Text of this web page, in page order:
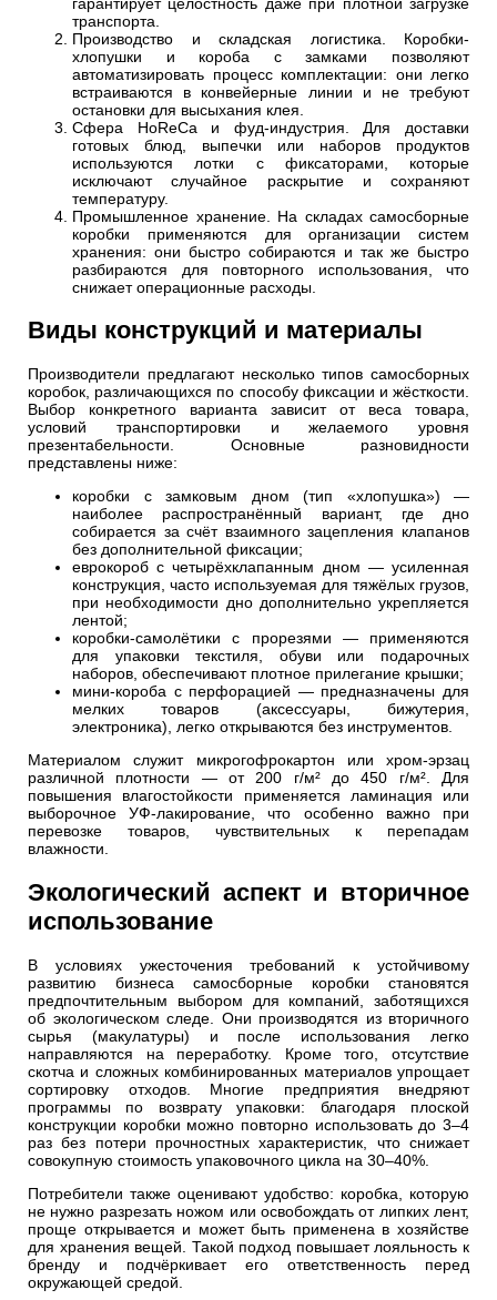
транспорта.
Производство и складская логистика. Коробки-
хлопушки и короба с замками позволяют
автоматизировать процесс комплектации: они легко
встраиваются в конвейерные линии и не требуют
остановки для высыхания клея.
Сфера HoReCa и фуд-индустрия. Для доставки
готовых блюд, выпечки или наборов продуктов
используются лотки с фиксаторами, которые
исключают случайное раскрытие и сохраняют
температуру.
Промышленное хранение. На складах самосборные
коробки применяются для организации систем
хранения: они быстро собираются и так же быстро
разбираются для повторного использования, что
снижает операционные расходы.
Виды конструкций и материалы
Производители предлагают несколько типов самосборных
коробок, различающихся по способу фиксации и жёсткости.
Выбор конкретного варианта зависит от веса товара,
условий транспортировки и желаемого уровня
презентабельности. Основные разновидности
представлены ниже:
коробки с замковым дном (тип «хлопушка») —
наиболее распространённый вариант, где дно
собирается за счёт взаимного зацепления клапанов
без дополнительной фиксации;
еврокороб с четырёхклапанным дном — усиленная
конструкция, часто используемая для тяжёлых грузов,
при необходимости дно дополнительно укрепляется
лентой;
коробки-самолётики с прорезями — применяются
для упаковки текстиля, обуви или подарочных
наборов, обеспечивают плотное прилегание крышки;
мини-короба с перфорацией — предназначены для
мелких товаров (аксессуары, бижутерия,
электроника), легко открываются без инструментов.
Материалом служит микрогофрокартон или хром-эрзац
различной плотности — от 200 г/м² до 450 г/м². Для
повышения влагостойкости применяется ламинация или
выборочное УФ-лакирование, что особенно важно при
перевозке товаров, чувствительных к перепадам
влажности.
Экологический аспект и вторичное
использование
В условиях ужесточения требований к устойчивому
развитию бизнеса самосборные коробки становятся
предпочтительным выбором для компаний, заботящихся
об экологическом следе. Они производятся из вторичного
сырья (макулатуры) и после использования легко
направляются на переработку. Кроме того, отсутствие
скотча и сложных комбинированных материалов упрощает
сортировку отходов. Многие предприятия внедряют
программы по возврату упаковки: благодаря плоской
конструкции коробки можно повторно использовать до 3–4
раз без потери прочностных характеристик, что снижает
совокупную стоимость упаковочного цикла на 30–40%.
Потребители также оценивают удобство: коробка, которую
не нужно разрезать ножом или освобождать от липких лент,
проще открывается и может быть применена в хозяйстве
для хранения вещей. Такой подход повышает лояльность к
бренду и подчёркивает его ответственность перед
окружающей средой.